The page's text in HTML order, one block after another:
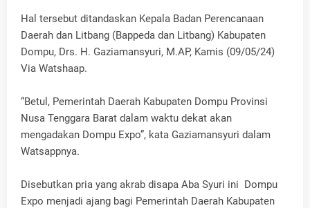
Hal tersebut ditandaskan Kepala Badan Perencanaan
Daerah dan Litbang (Bappeda dan Litbang) Kabupaten
Dompu, Drs. H. Gaziamansyuri, M.AP, Kamis (09/05/24)
Via Watshaap.
“Betul, Pemerintah Daerah Kabupaten Dompu Provinsi
Nusa Tenggara Barat dalam waktu dekat akan
mengadakan Dompu Expo”, kata Gaziamansyuri dalam
Watsappnya.
Disebutkan pria yang akrab disapa Aba Syuri ini Dompu
Expo menjadi ajang bagi Pemerintah Daerah Kabupaten